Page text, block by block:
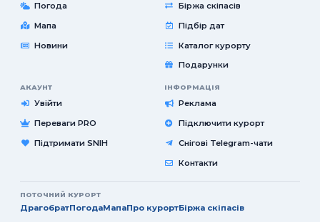
Погода
Мапа
Новини
Біржа скіпасів
Підбір дат
Каталог курорту
Подарунки
АКАУНТ
Увійти
Переваги PRO
Підтримати SNIH
ІНФОРМАЦІЯ
Реклама
Підключити курорт
Снігові Telegram-чати
Контакти
ПОТОЧНИЙ КУРОРТ
ДрагобратПогодаМапаПро курортБіржа скіпасів